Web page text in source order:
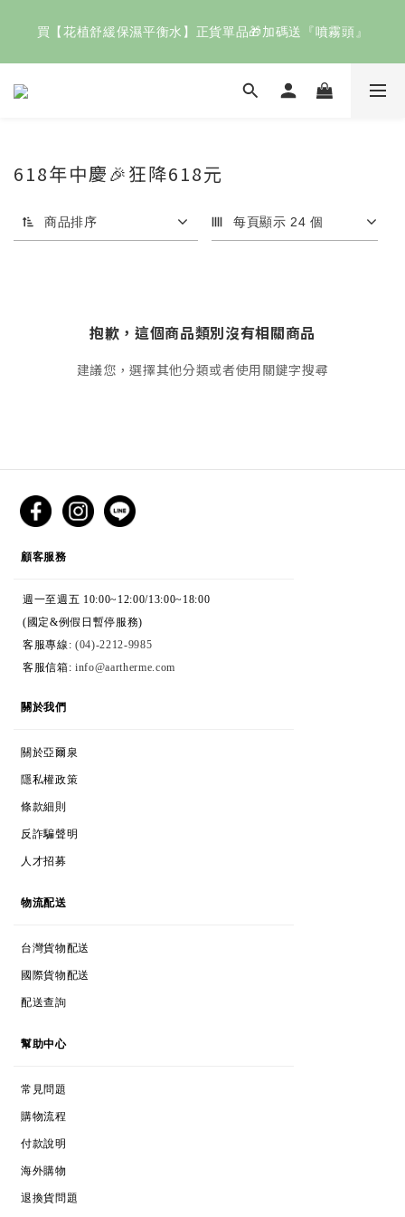
「花植清新潔膚凝膠」
買【花植舒緩保濕平衡水】正貨單品🎁加碼送『噴霧頭』
指定正貨商品任選二件✨享9折！
「花植清新潔膚凝膠」
618年中慶🎉狂降618元
商品排序 每頁顯示 24 個
抱歉，這個商品類別沒有相關商品
建議您，選擇其他分類或者使用關鍵字搜尋
顧客服務
週一至週五 10:00~12:00/13:00~18:00
(國定&例假日暫停服務)
客服專線: (04)-2212-9985
客服信箱: info@aartherme.com
關於我們
關於亞爾泉
COOKIES & PRIVACY
隱私權政策
TERMS & CONDITIONS
條款細則
ANTI-FRAUD POLICY
反詐騙聲明
CAREERS
人才招募
物流配送
台灣貨物配送
INTERNATIONAL POSTAGE
國際貨物配送
TRACK MY ORDER
配送查詢
幫助中心
常見問題
SHOPPING PROCESS
購物流程
PAYMENTS
付款說明
INTERNATIONAL SHOPPING
海外購物
RETURNS & EXCHANGES
退換貨問題
RETURNS & EXCHANGES FORM